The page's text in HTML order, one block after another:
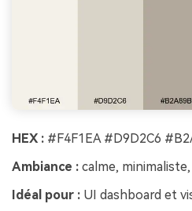
HEX : #F4F1EA #D9D2C6
Ambiance : calme,
Idéal pour : UI dashboard et